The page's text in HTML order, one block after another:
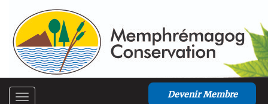
Devenir Membre
Toggle